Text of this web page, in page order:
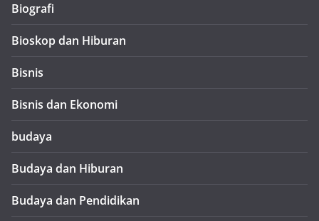
Biografi
Bioskop dan Hiburan
Bisnis
Bisnis dan Ekonomi
budaya
Budaya dan Hiburan
Budaya dan Pendidikan